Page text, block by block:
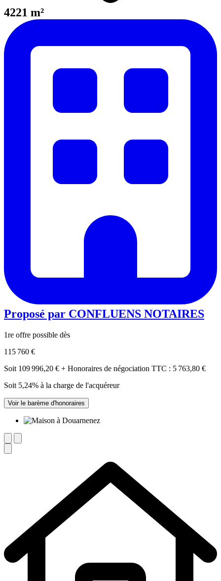
4221 m²
Proposé par CONFLUENS NOTAIRES
1re offre possible dès
115 760 €
Soit 109 996,20 € + Honoraires de négociation TTC : 5 763,80 €
Soit 5,24% à la charge de l'acquéreur
Voir le barème d'honoraires